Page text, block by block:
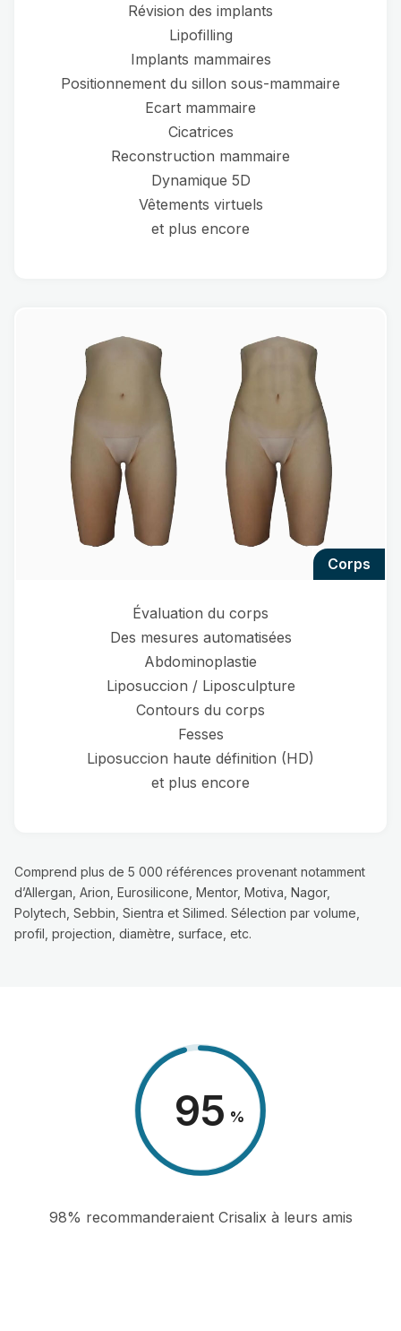
Révision des implants
Lipofilling
Implants mammaires
Positionnement du sillon sous-mammaire
Ecart mammaire
Cicatrices
Reconstruction mammaire
Dynamique 5D
Vêtements virtuels
et plus encore
corps
Évaluation du corps
Des mesures automatisées
Abdominoplastie
Liposuccion / Liposculpture
Contours du corps
Fesses
Liposuccion haute définition (HD)
et plus encore
Comprend plus de 5 000 références provenant notamment
d’Allergan, Arion, Eurosilicone, Mentor, Motiva, Nagor,
Polytech, Sebbin, Sientra et Silimed. Sélection par volume,
profil, projection, diamètre, surface, etc.
98 %
98% recommanderaient Crisalix à leurs amis